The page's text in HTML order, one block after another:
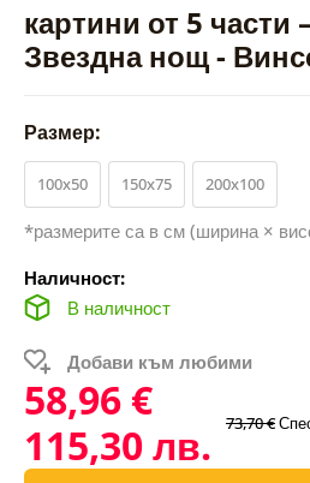
картини от 5 части
Звездна нощ -
Размер:
100x50 150x75 200x100
*размерите са в см (ширина ×
Наличност:
В наличност
Добави към любими
58,96 €
115,30 лв.
73,70 €